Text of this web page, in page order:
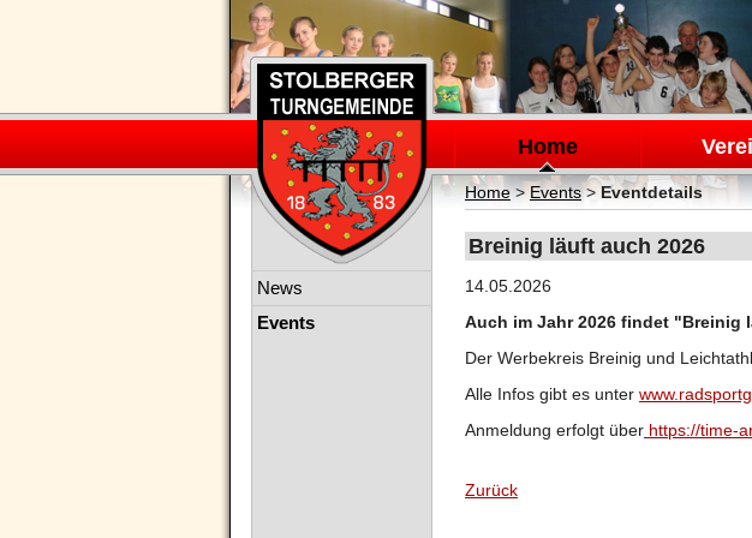
Navigation
überspringen
Home
Home> Events> Eventdetails
Breinig läuft auch 2026
14.05.2026
Auch im Jahr 2026 findet "Breinig
Der Werbekreis Breinig und
Alle Infos gibt es unter
Anmeldung erfolgt über https://time-
Zurück
Navigation
News
Events